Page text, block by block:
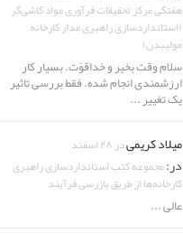
هفتگی مرکز تحقیقات فرآوری مواد کاشی‌گر
(استانداردسازی راهبری مدار کارخانه
مولیبدن)
سلام وقت بخیر و خداقوّت. بسیار کار
ارزشمندی انجام شده. فقط بررسی تاثیر
یک تغییر ...
میلاد کریمیدر ۲۸ اسفند
در:مجموعه کتب استانداردسازی راهبری
کارخانه‌ها از طریق بازرسی فرآیند
عالی ...